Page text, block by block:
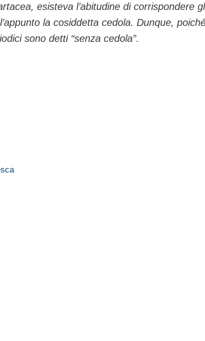
esisteva l’abitudine di corrispondere
la cosiddetta cedola. Dunque,
sono detti “senza cedola”.